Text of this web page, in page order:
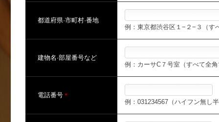
都道府県·市町村·番地
例：東京都渋谷区１−２−３（す
建物名·部屋番号など
例：カーサC７号室（すべて全
電話番号 ＊
例：031234567（ハイフン無し